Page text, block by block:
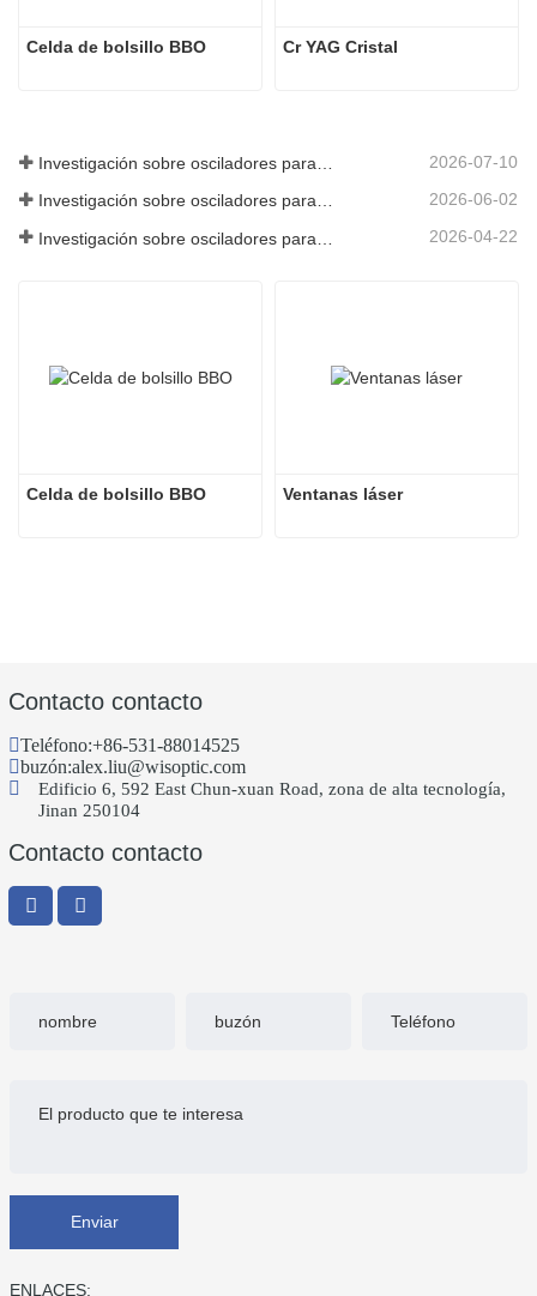
Celda de bolsillo BBO Cr YAG Cristal
2026-07-10
Investigación sobre osciladores paramétricos de infrarrojo medio - Parte 05 2026-06-02
2026-04-22
Celda de bolsillo BBO Ventanas láser
Contacto contacto
Teléfono:+86-531-88014525
buzón:alex.liu@wisoptic.com
Edificio 6, 592 East Chun-xuan Road, zona de alta tecnología,
Jinan 250104
Contacto contacto
Enviar
ENLACES: